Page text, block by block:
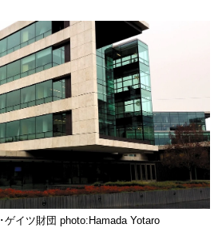
ゲイツ財団 photo:Hamada Yotaro